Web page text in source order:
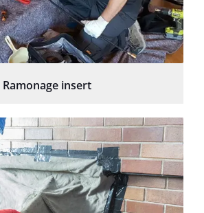
Ramonage insert